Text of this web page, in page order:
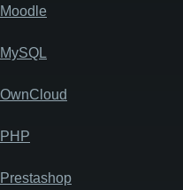
Moodle
MySQL
OwnCloud
PHP
Prestashop